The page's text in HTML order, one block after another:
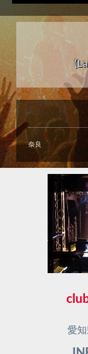
奈良
愛